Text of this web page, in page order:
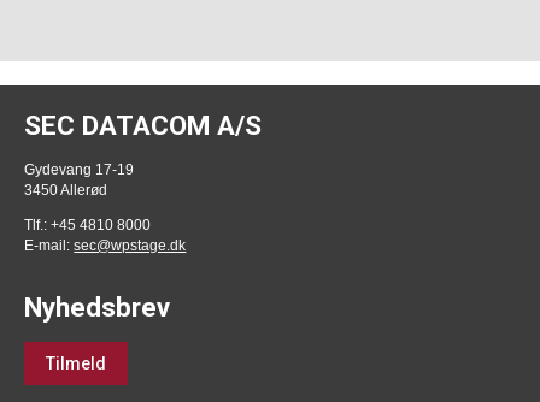
SEC DATACOM A/S
Gydevang 17-19
3450 Allerød
Tlf.: +45 4810 8000
E-mail:sec@wpstage.dk
Nyhedsbrev
Tilmeld